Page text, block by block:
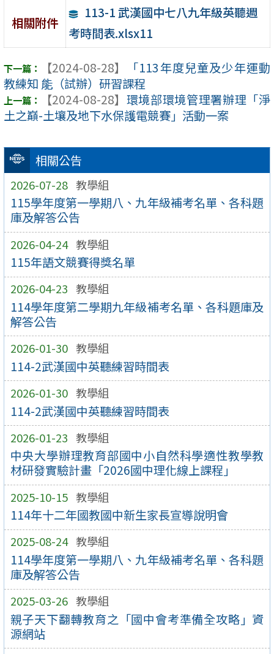
相關公告
2026-07-28 教學組
115學年度第一學期八、九年級補考名單、各科題
庫及解答公告
2026-04-24 教學組
115年語文競賽得獎名單
2026-04-23 教學組
114學年度第二學期九年級補考名單、各科題庫及
解答公告
2026-01-30 教學組
114-2武漢國中英聽練習時間表
2026-01-30 教學組
114-2武漢國中英聽練習時間表
2026-01-23 教學組
中央大學辦理教育部國中小自然科學適性教學教
材研發實驗計畫「2026國中理化線上課程」
2025-10-15 教學組
114年十二年國教國中新生家長宣導說明會
2025-08-24 教學組
114學年度第一學期八、九年級補考名單、各科題
庫及解答公告
2025-03-26 教學組
親子天下翻轉教育之「國中會考準備全攻略」資
源網站
相關附件
113-1 武漢國中七八九年級英聽週
考時間表.xlsx11
【2024-08-28】
「113年度兒童及少年運動
教練知 能（試辦）研習課程
【2024-08-28】 環境部環境管理署辦理「淨
土之巔-土壤及地下水保護電競賽」活動一案